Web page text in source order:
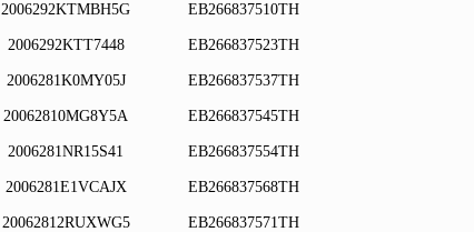
2006292KTMBH5G EB266837510TH
2006292KTT7448 EB266837523TH
2006281K0MY05J EB266837537TH
20062810MG8Y5A EB266837545TH
2006281NR15S41 EB266837554TH
2006281E1VCAJX EB266837568TH
20062812RUXWG5 EB266837571TH